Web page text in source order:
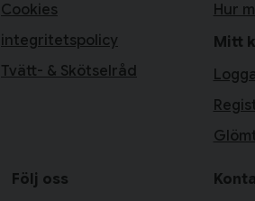
Cookies
integritetspolicy
Tvätt- & Skötselråd
Hur
Mitt
Följ oss